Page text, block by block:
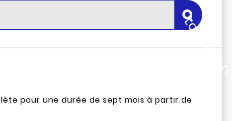
pour une durée de sept mois à partir de